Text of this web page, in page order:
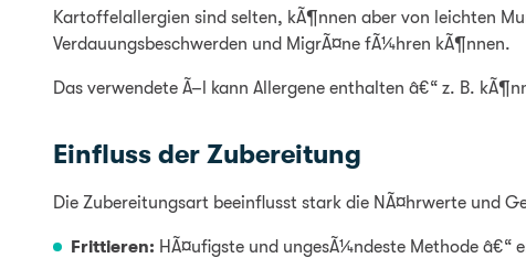
Kartoffelallergien sind selten, kÃ¶nnen aber von leichten
Verdauungsbeschwerden und MigrÃ¤ne fÃ¼hren kÃ¶nnen.
Das verwendete Ã–l kann Allergene enthalten â€“ z. B.
Einfluss der Zubereitung
Die Zubereitungsart beeinflusst stark die NÃ¤hrwerte und
Frittieren: HÃ¤ufigste und ungesÃ¼ndeste Methode